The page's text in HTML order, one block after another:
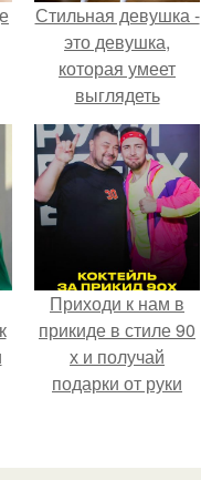
Стильная девушка -
это девушка,
которая умеет
выглядеть
привлекательно и
элегантно в любои
ситуации.
Приходи к нам в
прикиде в стиле 90
х и получай
подарки от руки